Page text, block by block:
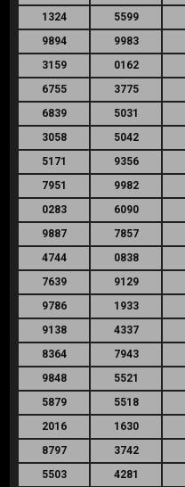
1324
5599
9894
9983
3159
0162
6755
3775
6839
5031
3058
5042
5171
9356
7951
9982
0283
6090
9887
7857
4744
0838
7639
9129
9786
1933
9138
4337
8364
7943
9848
5521
5879
5518
2016
1630
8797
3742
5503
4281